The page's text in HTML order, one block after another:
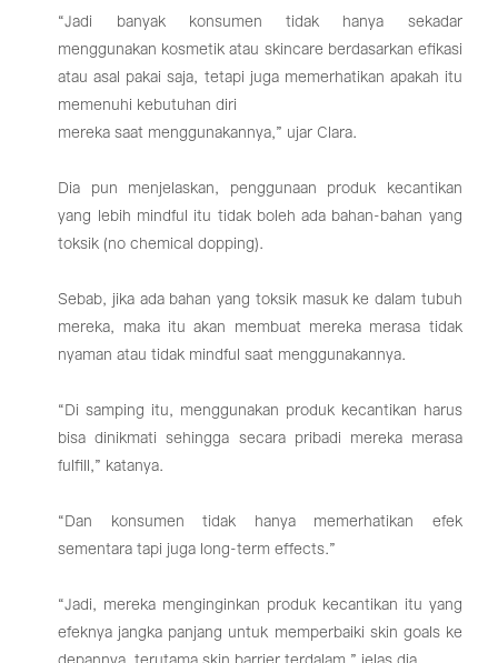
“Jadi banyak konsumen tidak hanya sekadar
menggunakan kosmetik atau skincare berdasarkan efikasi
atau asal pakai saja, tetapi juga memerhatikan apakah itu
memenuhi kebutuhan diri
mereka saat menggunakannya,” ujar Clara.
Dia pun menjelaskan, penggunaan produk kecantikan
yang lebih mindful itu tidak boleh ada bahan-bahan yang
toksik (no chemical dopping).
Sebab, jika ada bahan yang toksik masuk ke dalam tubuh
mereka, maka itu akan membuat mereka merasa tidak
nyaman atau tidak mindful saat menggunakannya.
“Di samping itu, menggunakan produk kecantikan harus
bisa dinikmati sehingga secara pribadi mereka merasa
fulfill,” katanya.
“Dan konsumen tidak hanya memerhatikan efek
sementara tapi juga long-term effects.”
“Jadi, mereka menginginkan produk kecantikan itu yang
efeknya jangka panjang untuk memperbaiki skin goals ke